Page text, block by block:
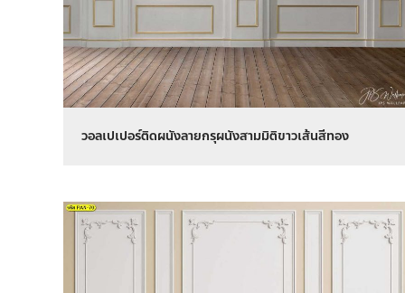
วอลเปเปอร์ติดผนังลายกรุผนังสามมิติขาวเส้นสีทอง